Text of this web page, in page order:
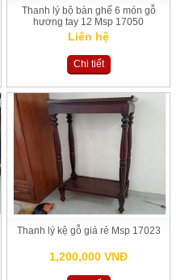
Thanh lý bộ bàn ghế 6 món gỗ
hương tay 12 Msp 17050
Liên hệ
Chi tiết
Thanh lý kệ gỗ giá rẻ Msp 17023
1,200,000 VNĐ